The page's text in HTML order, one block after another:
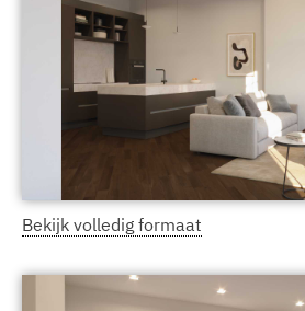
Bekijk volledig formaat